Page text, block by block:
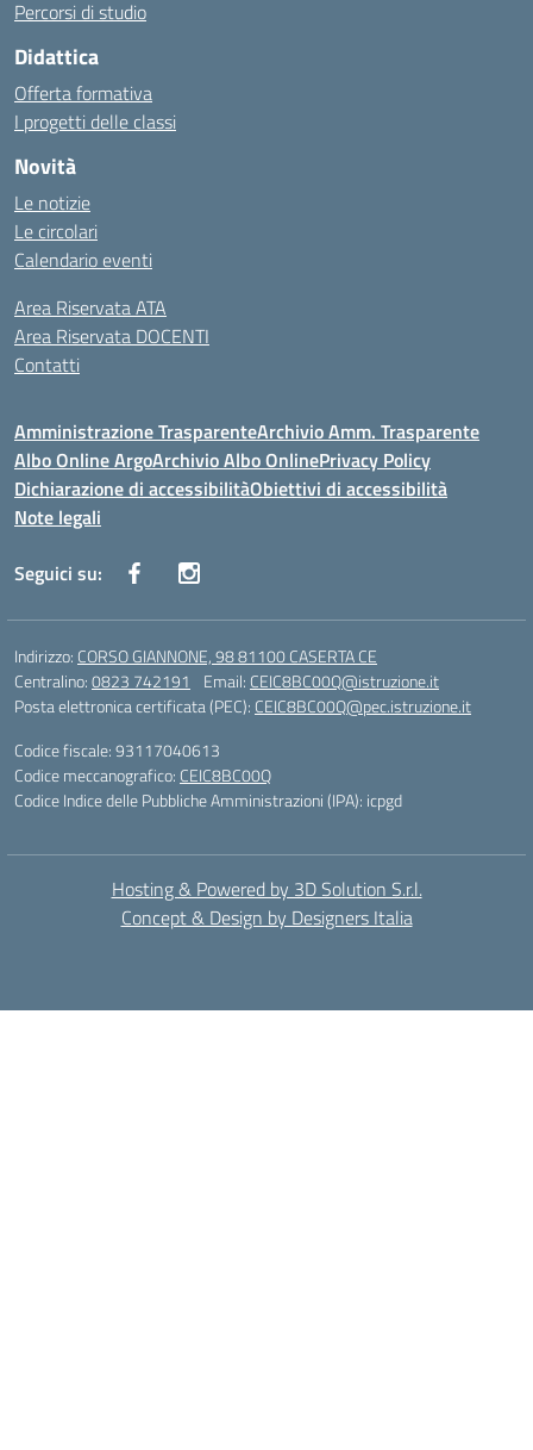
Percorsi di studio
Didattica
Offerta formativa
I progetti delle classi
Novità
Le notizie
Le circolari
Calendario eventi
Area Riservata ATA
Area Riservata DOCENTI
Contatti
Amministrazione TrasparenteArchivio Amm. Trasparente
Albo Online ArgoArchivio Albo OnlinePrivacy Policy
Dichiarazione di accessibilitàObiettivi di accessibilità
Note legali
Seguici su:
Indirizzo: CORSO GIANNONE, 98 81100 CASERTA CE
Centralino:0823 742191 Email: CEIC8BC00Q@istruzione.it
Posta elettronica certificata (PEC): CEIC8BC00Q@pec.istruzione.it
Codice fiscale: 93117040613
Codice meccanografico: CEIC8BC00Q
Codice Indice delle Pubbliche Amministrazioni (IPA): icpgd
Hosting & Powered by 3D Solution S.r.l.
Concept & Design by Designers Italia